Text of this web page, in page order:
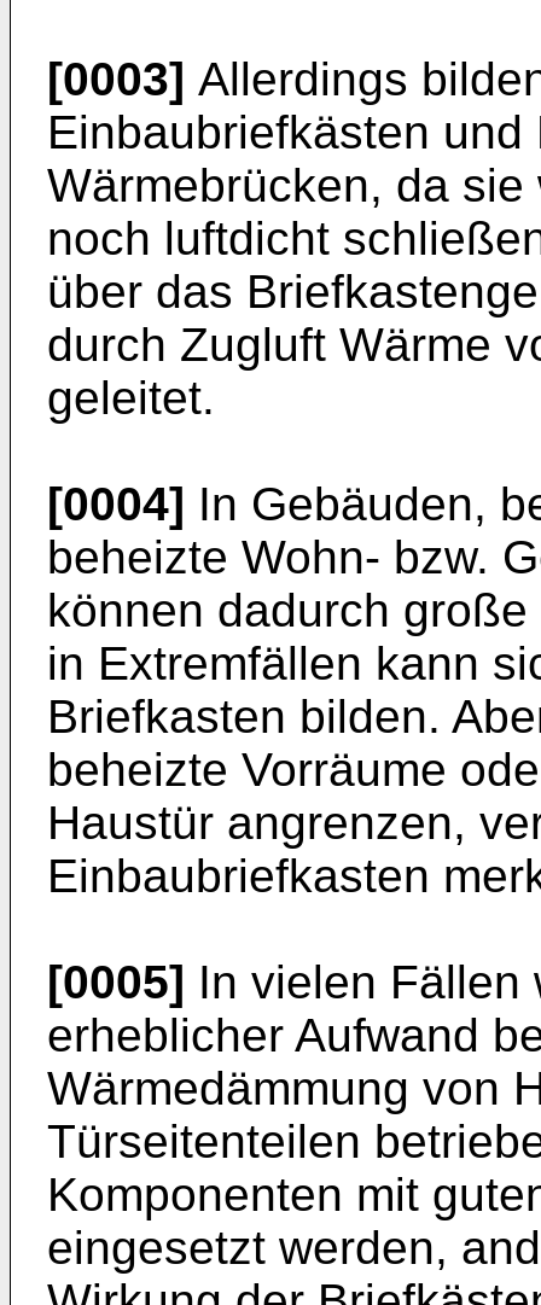
[0003] Allerdings
Einbaubriefkästen
Wärmebrücken, da
noch luftdicht
über das
durch Zugluft Wärme
geleitet.
[0004] In Gebäuden,
beheizte Wohn- bzw.
können dadurch
in Extremfällen kann
Briefkasten bilden.
beheizte Vorräume
Haustür angrenzen,
Einbaubriefkasten
[0005] In vielen Fällen
erheblicher Aufwand
Wärmedämmung von
Türseitenteilen
Komponenten mit
eingesetzt werden,